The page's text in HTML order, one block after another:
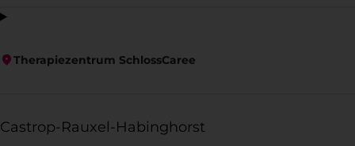
Therapiezentrum SchlossCaree
Castrop-Rauxel-Habinghorst